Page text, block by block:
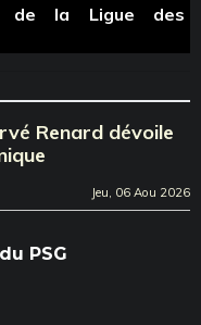
de la Ligue des
Renard dévoile
Jeu, 06 Aou 2026
PSG